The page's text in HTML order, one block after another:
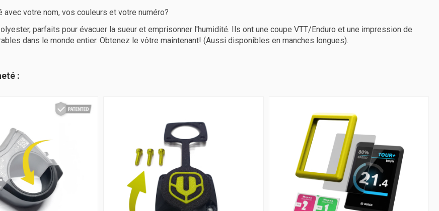
votre nom, vos couleurs et votre numéro?
parfaits pour évacuer la sueur et emprisonner l'humidité. Ils ont une coupe VTT/Enduro et une impression de
dans le monde entier. Obtenez le vôtre maintenant! (Aussi disponibles en manches longues).
: